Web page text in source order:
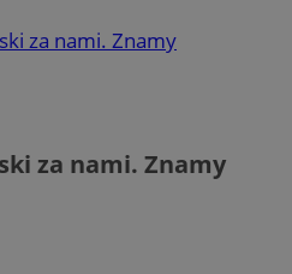
za nami. Znamy
za nami. Znamy